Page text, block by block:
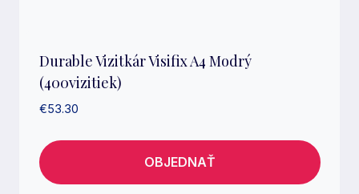
Durable Vizitkár Visifix A4 Modrý
(400vizitiek)
€53.30
OBJEDNAŤ